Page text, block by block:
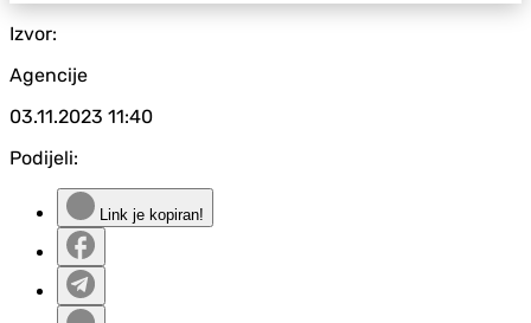
Izvor:
Agencije
03.11.2023 11:40
Podijeli:
Link je kopiran!